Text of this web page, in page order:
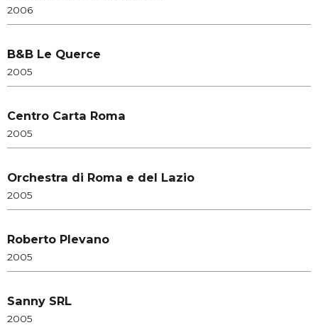
2006
B&B Le Querce
2005
Centro Carta Roma
2005
Orchestra di Roma e del Lazio
2005
Roberto Plevano
2005
Sanny SRL
2005